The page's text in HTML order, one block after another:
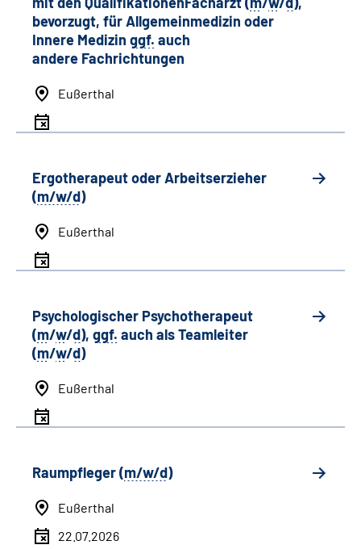
bevorzugt, für Allgemeinmedizin oder
Innere Medizin ggf. auch
andere Fachrichtungen
Eußerthal
Ergotherapeut oder Arbeitserzieher
(m/w/d)
Eußerthal
Psychologischer Psychotherapeut
(m/w/d), ggf. auch alsTeamleiter
(m/w/d)
Eußerthal
Raumpfleger (m/w/d)
Eußerthal
22.07.2026